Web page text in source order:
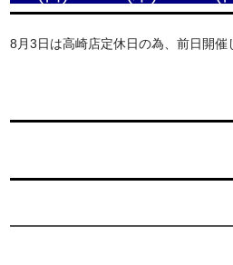
8月3日は高崎店定休日の為、前日開催